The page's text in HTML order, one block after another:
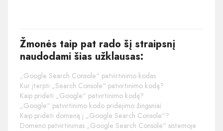
Žmonės taip pat rado šį straipsnį
naudodami šias užklausas:
„Google Search Console“ patvirtinimo kodas
Kur įterpti „Search Console“ patvirtinimo kodą?
Kaip pridėti „Google“ patvirtinimo kodą?
„Google“ patvirtinimo kodo pridėjimo žingsniai
Kaip pridėti domeną į „Google Search Console“?
Domeno patvirtinimas „Google Search Console“ sistemoje